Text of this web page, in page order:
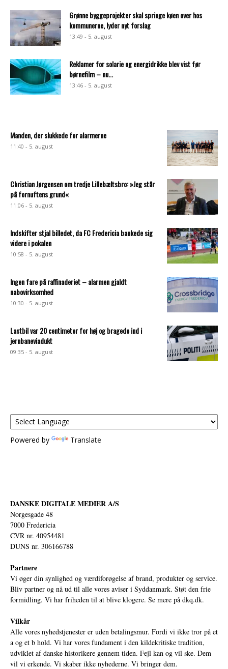
Grønne byggeprojekter skal springe køen over hos
kommunerne, lyder nyt forslag
13:49 - 5. august
Reklamer for solarie og energidrikke blev vist før
børnefilm – nu...
13:46 - 5. august
Manden, der slukkede for alarmerne
11:40 - 5. august
Christian Jørgensen om tredje Lillebæltsbro: »Jeg står
på fornuftens grund«
11:06 - 5. august
Indskifter stjal billedet, da FC Fredericia bankede sig
videre i pokalen
10:58 - 5. august
Ingen fare på raffinaderiet – alarmen gjaldt
nabovirksomhed
10:30 - 5. august
Lastbil var 20 centimeter for høj og bragede ind i
jernbaneviadukt
09:35 - 5. august
Powered by Translate
DANSKE DIGITALE MEDIER A/S
Norgesgade 48
7000 Fredericia
CVR nr. 40954481
DUNS nr. 306166788
Partnere
Vi øger din synlighed og værdiforøgelse af brand, produkter og service.
Bliv partner og nå ud til alle vores aviser i Syddanmark. Støt den frie
formidling. Vi har friheden til at blive klogere. Se mere på dkq.dk.
Vilkår
Alle vores nyhedstjenester er uden betalingsmur. Fordi vi ikke tror på et
a og et b hold. Vi har vores fundament i den kildekritiske tradition,
udviklet af danske historikere gennem tiden. Fejl kan og vil ske. Dem
vil vi erkende. Vi skaber ikke nyhederne. Vi bringer dem.